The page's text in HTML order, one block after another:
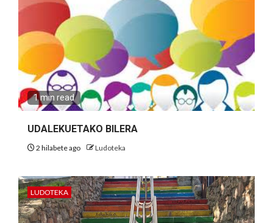
1 min read
UDALEKUETAKO BILERA
2 hilabete ago Ludoteka
LUDOTEKA